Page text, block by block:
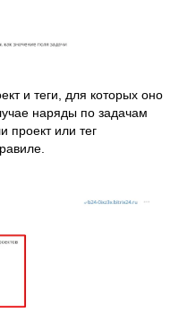
и теги, для которых оно
наряды по задачам
проект или тег